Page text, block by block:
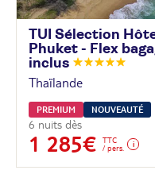
TUI Sélection
Phuket - Flex
inclus
Thaïlande
PREMIUM NOUVEAUTÉ
6 nuits dès
1 285€
TTC
/ pers.